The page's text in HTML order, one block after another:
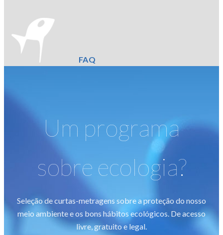
FAQ
Um programa
sobre ecologia?
Seleção de curtas-metragens sobre a proteção do nosso
meio ambiente e os bons hábitos ecológicos. De acesso
livre, gratuito e legal.